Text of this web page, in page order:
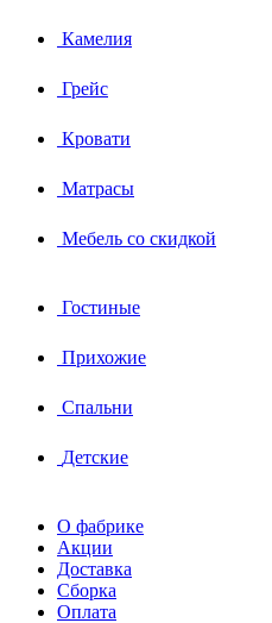
Камелия
Грейс
Кровати
Матрасы
Мебель со скидкой
Гостиные
Прихожие
Спальни
Детские
О фабрике
Акции
Доставка
Сборка
Оплата